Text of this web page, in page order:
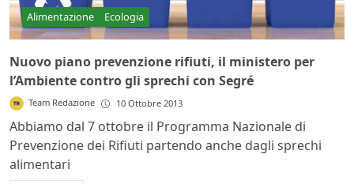
Alimentazione Ecologia
Nuovo piano prevenzione rifiuti, il ministero per
l’Ambiente contro gli sprechi con Segré
Team Redazione 10 Ottobre 2013
Abbiamo dal 7 ottobre il Programma Nazionale di
Prevenzione dei Rifiuti partendo anche dagli sprechi
alimentari